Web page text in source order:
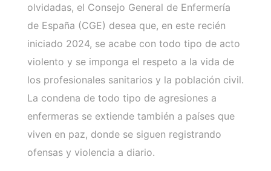
olvidadas, el Consejo General de Enfermería
de España (CGE) desea que, en este recién
iniciado 2024, se acabe con todo tipo de acto
violento y se imponga el respeto a la vida de
los profesionales sanitarios y la población civil.
La condena de todo tipo de agresiones a
enfermeras se extiende también a países que
viven en paz, donde se siguen registrando
ofensas y violencia a diario.